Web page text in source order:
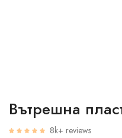
Вътрешна
8k+ reviews